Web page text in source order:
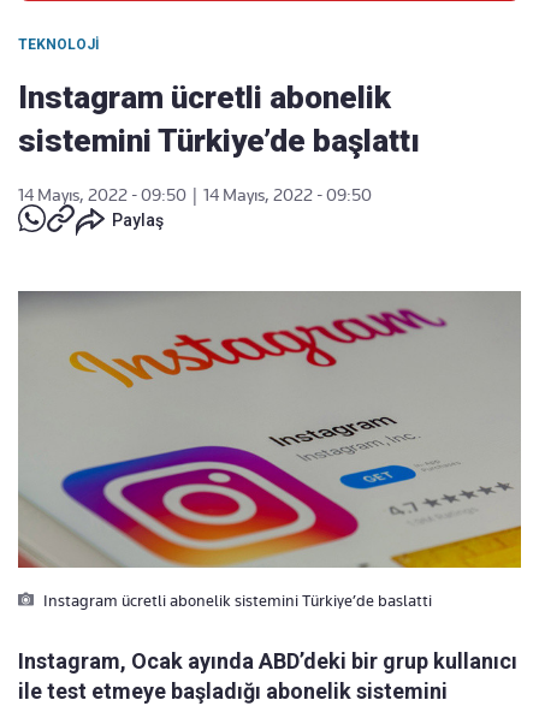
TEKNOLOJI
Instagram ücretli abonelik
sistemini Türkiye’de başlattı
14 Mayıs, 2022 - 09:50
14 Mayıs, 2022 - 09:50
Paylaş
Instagram ücretli abonelik sistemini Türkiye’de baslatti
Instagram, Ocak ayında ABD’deki bir grup kullanıcı
ile test etmeye başladığı abonelik sistemini